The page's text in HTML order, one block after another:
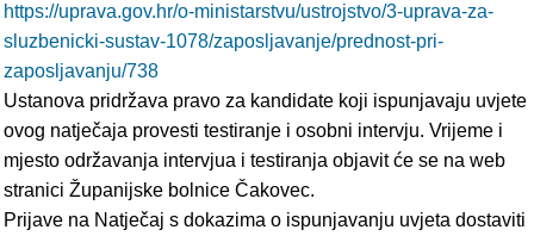
https://uprava.gov.hr/o-ministarstvu/ustrojstvo/3-uprava-za-
sluzbenicki-sustav-1078/zaposljavanje/prednost-pri-
zaposljavanju/738
Ustanova pridržava pravo za kandidate koji ispunjavaju uvjete
ovog natječaja provesti testiranje i osobni intervju. Vrijeme i
mjesto održavanja intervjua i testiranja objavit će se na web
stranici Županijske bolnice Čakovec.
Prijave na Natječaj s dokazima o ispunjavanju uvjeta dostaviti